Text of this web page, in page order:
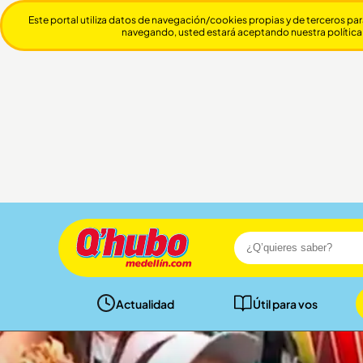
Actualidad Útil para vos
Este portal utiliza datos de navegación/cookies propias y de terceros
navegando, usted estará aceptando nuestra